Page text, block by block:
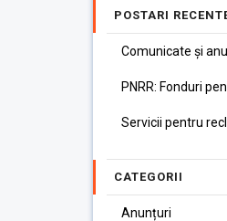
POSTARI
Comunicate și
PNRR: Fonduri
Servicii pentru
CATEGORII
Anunțuri